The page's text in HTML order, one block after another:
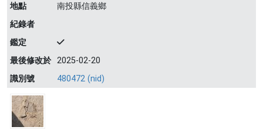
地點
南投縣信義鄉
紀錄者
鑑定
最後修改於 2025-02-20
識別號
480472 (nid)